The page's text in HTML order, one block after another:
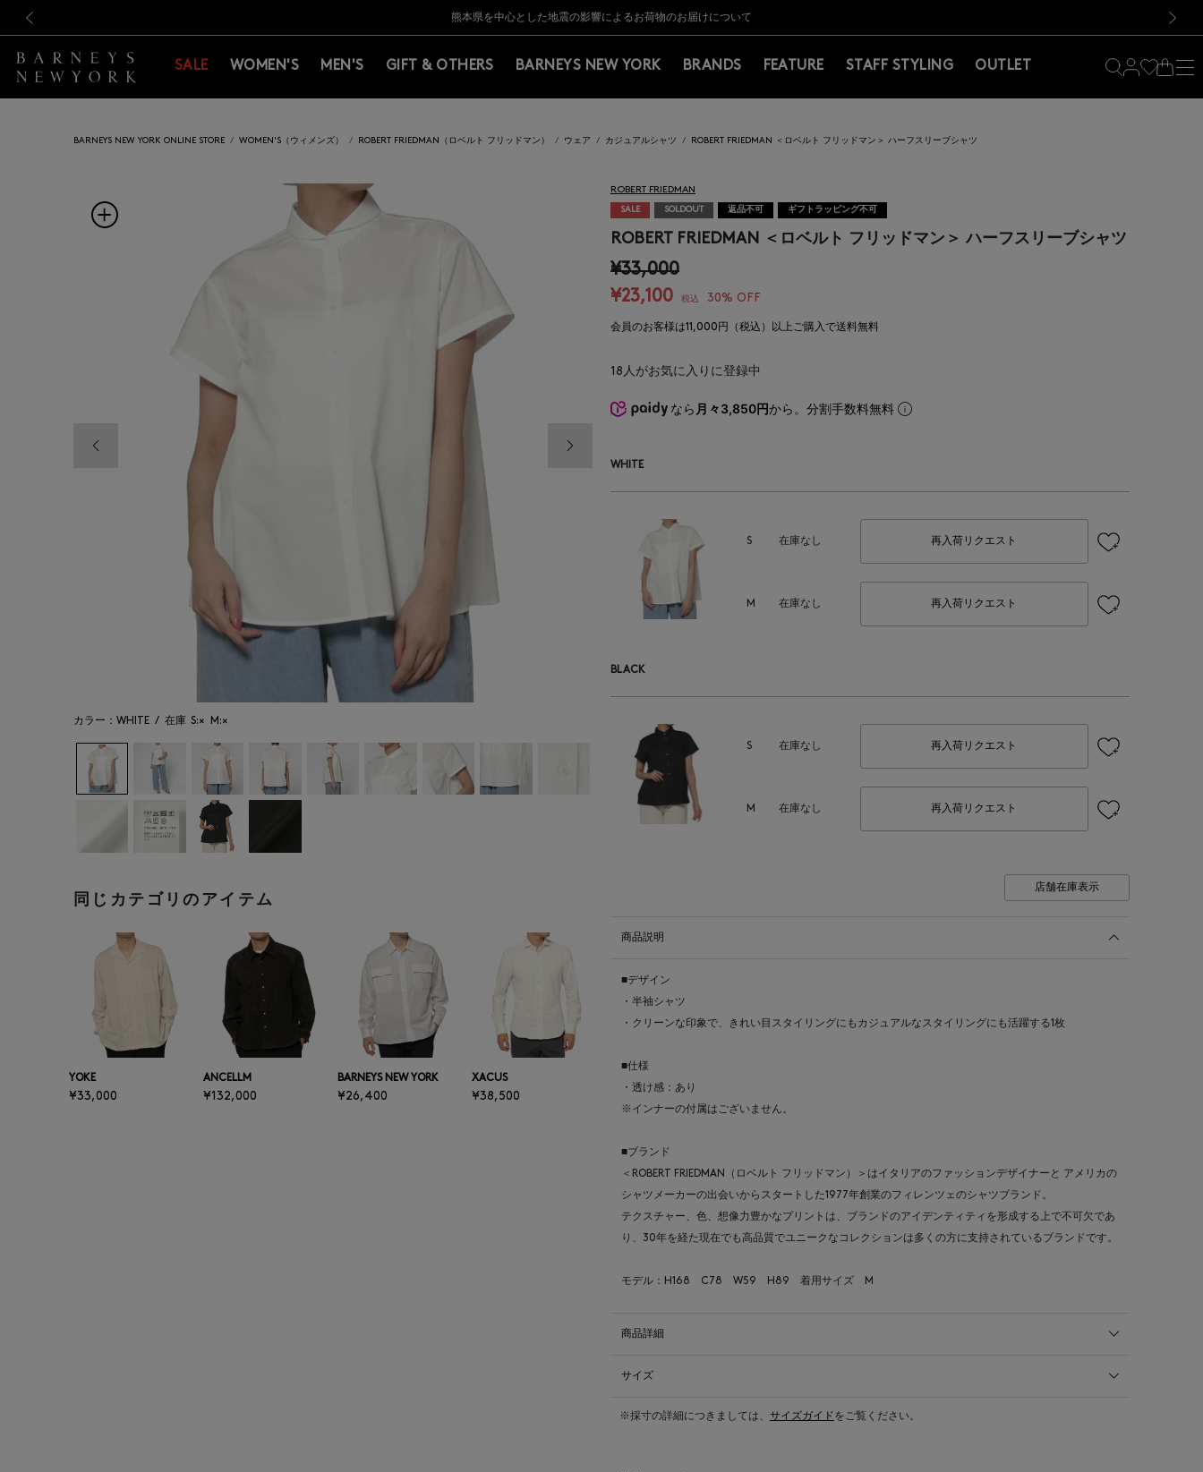
新規登録のお客様も対象！＜MY BARNEYS＞会員のお客様は11,000円（税込）以上のお買上げで常時送料無料！お買い物の際は会員登録を！
【夏季休業に伴う返品・交換承り一時停止のお知らせ】（2026.8.5）
熊本県を中心とした地震の影響によるお荷物のお届けについて
【開催中】SUMMER SALEのご案内・ご注意事項
新規登録のお客様も対象！＜MY BARNEYS＞会員のお客様は11,000円（税込）以上のお買上げで常時送料無料！お買い物の際は会員登録を！
【夏季休業に伴う返品・交換承り一時停止のお知らせ】（2026.8.5）
SALE WOMEN'S MEN'S GIFT & OTHERS BARNEYS NEW YORK BRANDS FEATURE STAFF STYLING OUTLET
BARNEYS NEW YORK ONLINE STORE WOMEN'S（ウィメンズ） ROBERT FRIEDMAN（ロベルト フリッドマン） ウェア カジュアルシャツ ROBERT FRIEDMAN ＜ロベルト フリッドマン＞ ハーフスリーブシャツ
カラー：WHITE / 在庫 S:× M:×
同じカテゴリのアイテム
YOKE
¥33,000
ANCELLM
¥132,000
BARNEYS NEW YORK
¥26,400
XACUS
¥38,500
ROBERT FRIEDMAN
SALE
SOLDOUT 返品不可 ギフトラッピング不可
ROBERT FRIEDMAN ＜ロベルト フリッドマン＞ ハーフスリーブシャツ
¥33,000
¥23,100
税込 30% OFF
会員のお客様は11,000円（税込）以上ご購入で送料無料
18人がお気に入りに登録中
なら 月々3,850円から。分割手数料無料
WHITE
S 在庫なし 再入荷リクエスト
M 在庫なし 再入荷リクエスト
BLACK
S 在庫なし 再入荷リクエスト
M 在庫なし 再入荷リクエスト
店舗在庫表示
商品説明
■デザイン
・半袖シャツ
・クリーンな印象で、きれい目スタイリングにもカジュアルなスタイリングにも活躍する1枚
■仕様
・透け感：あり
※インナーの付属はございません。
■ブランド
＜ROBERT FRIEDMAN（ロベルト フリッドマン）＞はイタリアのファッションデザイナーと アメリカの
シャツメーカーの出会いからスタートした1977年創業のフィレンツェのシャツブランド。
テクスチャー、色、想像力豊かなプリントは、ブランドのアイデンティティを形成する上で不可欠であ
り、30年を経た現在でも高品質でユニークなコレクションは多くの方に支持されているブランドです。
モデル：H168 C78 W59 H89 着用サイズ M
商品詳細
サイズ
※採寸の詳細につきましては、 サイズガイドをご覧ください。